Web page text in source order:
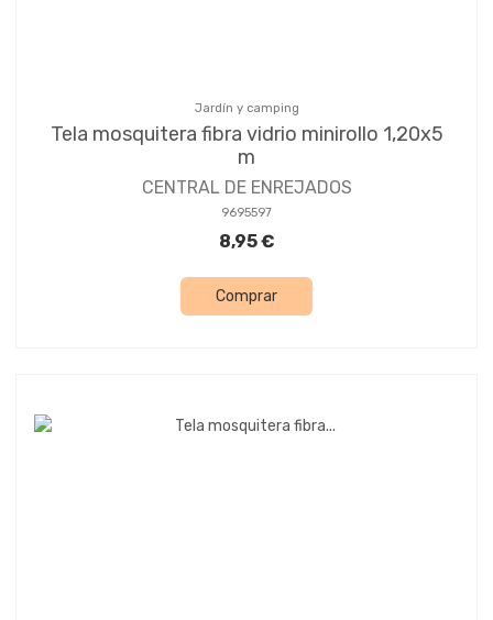
Jardín y camping
Tela mosquitera fibra vidrio minirollo 1,20x5
m
CENTRAL DE ENREJADOS
9695597
8,95 €
Comprar